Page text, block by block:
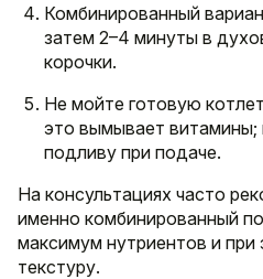
Комбинированный
затем 2–4 минуты в
корочки.
Не мойте готовую
это вымывает витамины;
подливу при подаче.
На консультациях часто
именно комбинированный
максимум нутриентов и
текстуру.